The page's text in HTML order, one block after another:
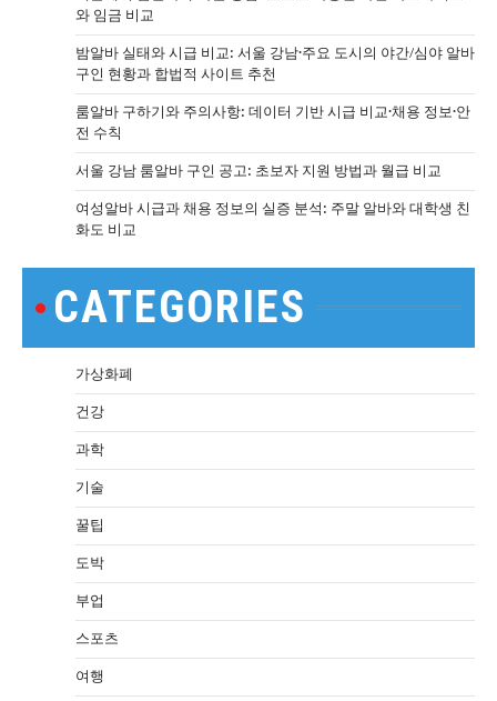
와 임금 비교
밤알바 실태와 시급 비교: 서울 강남·주요 도시의 야간/심야 알바
구인 현황과 합법적 사이트 추천
룸알바 구하기와 주의사항: 데이터 기반 시급 비교·채용 정보·안
전 수칙
서울 강남 룸알바 구인 공고: 초보자 지원 방법과 월급 비교
여성알바 시급과 채용 정보의 실증 분석: 주말 알바와 대학생 친
화도 비교
CATEGORIES
가상화폐
건강
과학
기술
꿀팁
도박
부업
스포츠
여행